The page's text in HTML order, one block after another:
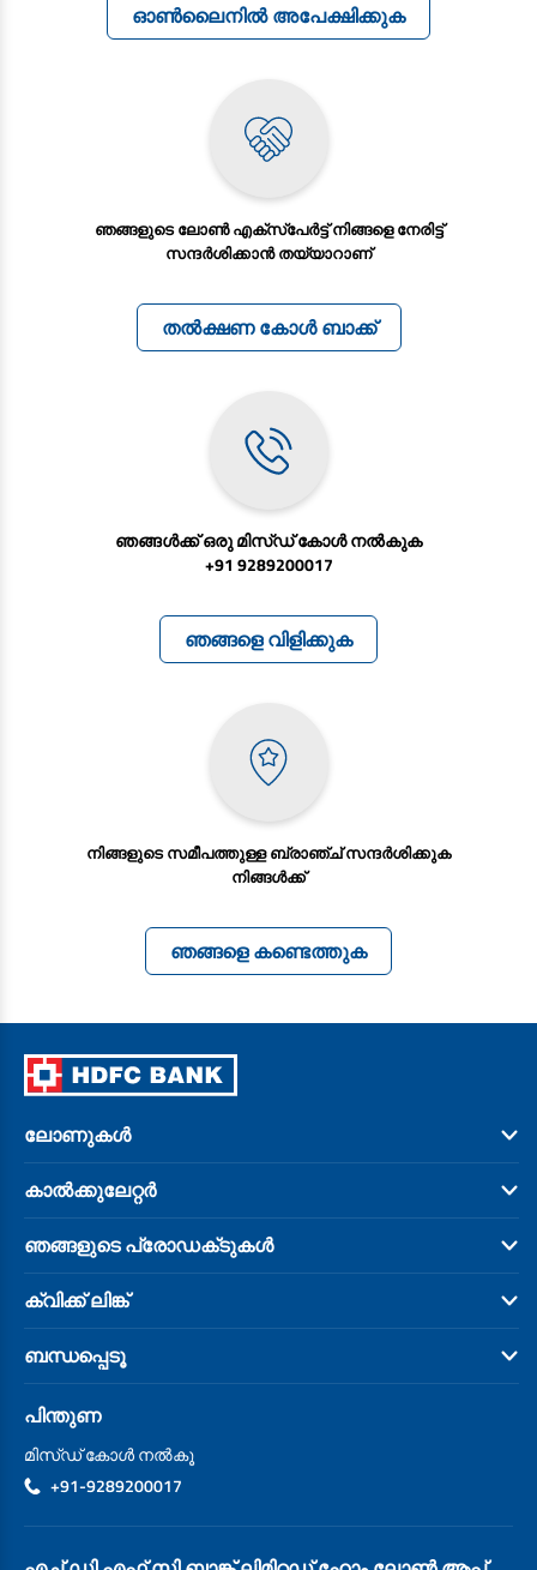
ഓണ്‍ലൈനില്‍ അപേക്ഷിക്കുക
ഞങ്ങളുടെ ലോൺ എക്സ്പേര്‍ട്ട്‌ നിങ്ങളെ നേരിട്ട്
സന്ദർശിക്കാൻ തയ്യാറാണ്
തൽക്ഷണ കോൾ ബാക്ക്
ഞങ്ങൾക്ക് ഒരു മിസ്ഡ് കോൾ നൽകുക
+91 9289200017
ഞങ്ങളെ വിളിക്കുക
നിങ്ങളുടെ സമീപത്തുള്ള ബ്രാഞ്ച് സന്ദര്‍ശിക്കുക
നിങ്ങൾക്ക്
ഞങ്ങളെ കണ്ടെത്തുക
ലോണുകൾ
കാൽക്കുലേറ്റർ
ഞങ്ങളുടെ പ്രോഡക്‌ടുകൾ
ക്വിക്ക് ലിങ്ക്
ബന്ധപ്പെടൂ
പിന്തുണ
മിസ്‍ഡ് കോൾ നൽകൂ
+91-9289200017